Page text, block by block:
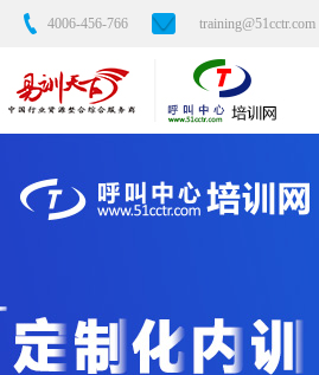
4006-456-766 training@51cctr.com